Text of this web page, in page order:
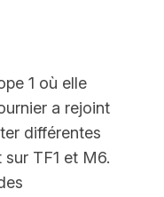
1 où elle
a rejoint
différentes
TF1 et M6.